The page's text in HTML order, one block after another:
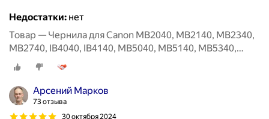
Недостатки: нет
Товар — Чернила для Canon MB2040, MB2140, MB2340,
MB2740, IB4040, IB4140, MB5040, MB5140, MB5340,
MB5440, Canon PGI-1400BK, PGI-2400BK XL, 100 мл,
черные
Арсений Марков
73 отзыва
30 октября 2024